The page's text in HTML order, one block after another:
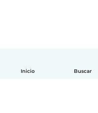
Inicio Buscar